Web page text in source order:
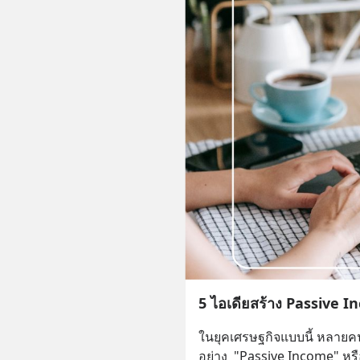
5 ไอเดียสร้าง Passive
ในยุคเศรษฐกิจแบบนี้ หลายค
อย่าง  "Passive Income" ห